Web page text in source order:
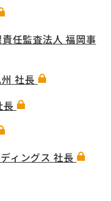
任監査法人 福岡事
社長
ィングス 社長